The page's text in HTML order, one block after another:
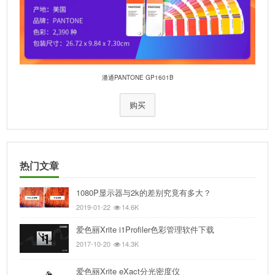
潘通PANTONE GP1601B
购买
热门文章
1080P显示器与2k的差别究竟有多大？
2019-01-22 14.6K
爱色丽Xrite i1Profiler色彩管理软件下载
2017-10-20 14.3K
爱色丽Xrite eXact分光密度仪